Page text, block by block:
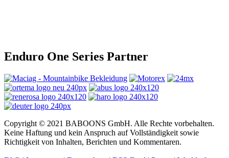
Enduro One Series Partner
Copyright © 2021 BABOONS GmbH. Alle Rechte vorbehalten.
Keine Haftung und kein Anspruch auf Vollständigkeit sowie
Richtigkeit von Inhalten, Berichten und Kommentaren.